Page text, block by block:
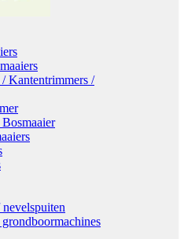
Kantentrimmers /